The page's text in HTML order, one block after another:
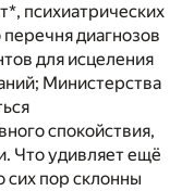
психиатрических
диагнозов
для исцеления
Министерства
спокойствия,
Что удивляет ещё
сих пор склонны